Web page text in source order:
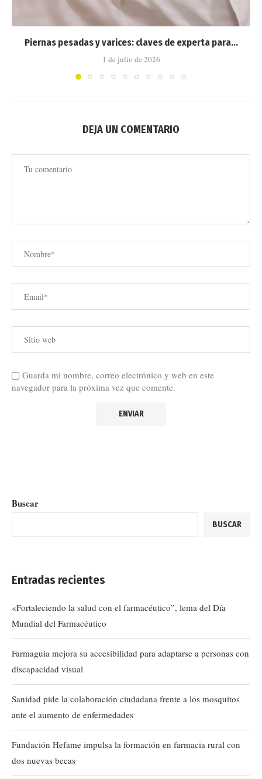
Piernas pesadas y varices: claves de experta para...
1 de julio de 2026
DEJA UN COMENTARIO
Guarda mi nombre, correo electrónico y web en este
navegador para la próxima vez que comente.
Buscar
BUSCAR
Entradas recientes
«Fortaleciendo la salud con el farmacéutico”, lema del Día
Mundial del Farmacéutico
Farmaguia mejora su accesibilidad para adaptarse a personas con
discapacidad visual
Sanidad pide la colaboración ciudadana frente a los mosquitos
ante el aumento de enfermedades
Fundación Hefame impulsa la formación en farmacia rural con
dos nuevas becas